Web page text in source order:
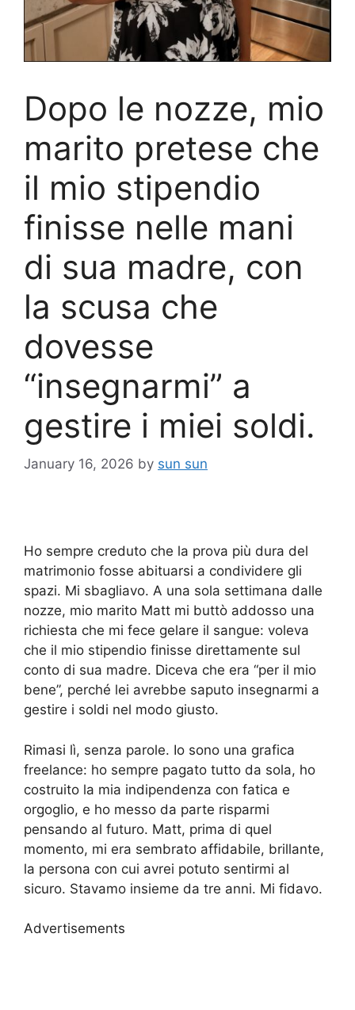
Dopo le nozze, mio
marito pretese che
il mio stipendio
finisse nelle mani
di sua madre, con
la scusa che
dovesse
“insegnarmi” a
gestire i miei soldi.
January 16, 2026 by sun sun
Ho sempre creduto che la prova più dura del
matrimonio fosse abituarsi a condividere gli
spazi. Mi sbagliavo. A una sola settimana dalle
nozze, mio marito Matt mi buttò addosso una
richiesta che mi fece gelare il sangue: voleva
che il mio stipendio finisse direttamente sul
conto di sua madre. Diceva che era “per il mio
bene”, perché lei avrebbe saputo insegnarmi a
gestire i soldi nel modo giusto.
Rimasi lì, senza parole. Io sono una grafica
freelance: ho sempre pagato tutto da sola, ho
costruito la mia indipendenza con fatica e
orgoglio, e ho messo da parte risparmi
pensando al futuro. Matt, prima di quel
momento, mi era sembrato affidabile, brillante,
la persona con cui avrei potuto sentirmi al
sicuro. Stavamo insieme da tre anni. Mi fidavo.
Advertisements